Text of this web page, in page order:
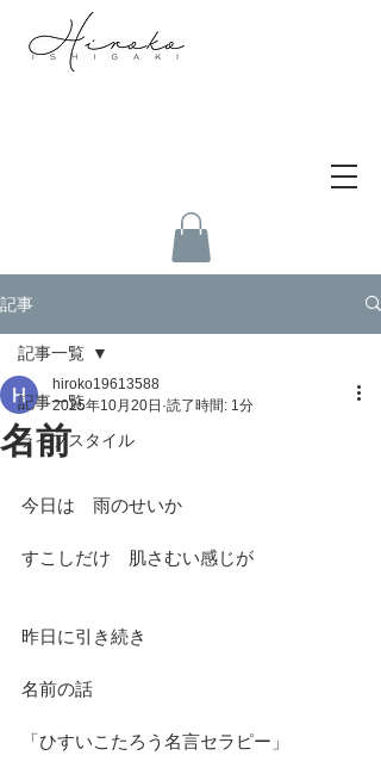
記事
記事一覧
ライフスタイル
記事一覧
名前
hiroko19613588
2025年10月20日 読了時間: 1分
今日は　雨のせいか
すこしだけ　肌さむい感じが
昨日に引き続き
名前の話
「ひすいこたろう名言セラピー」